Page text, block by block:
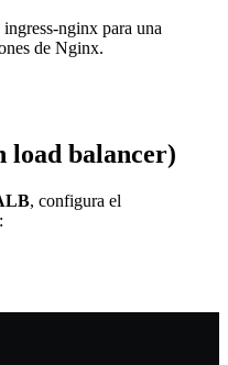
nginx para una
de Nginx.
load balancer)
, configura el